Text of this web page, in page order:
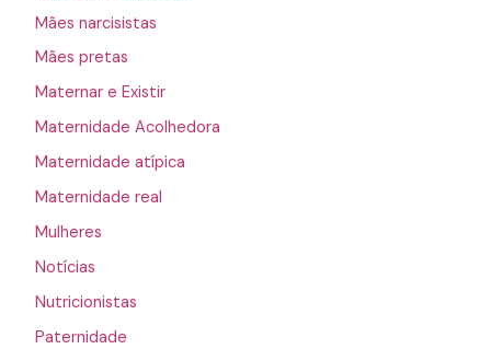
Mães narcisistas
Mães pretas
Maternar e Existir
Maternidade Acolhedora
Maternidade atípica
Maternidade real
Mulheres
Notícias
Nutricionistas
Paternidade